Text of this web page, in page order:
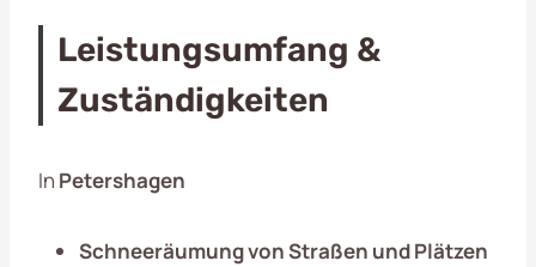
Leistungsumfang &
Zuständigkeiten
In Petershagen
Schneeräumung von Straßen und Plätzen